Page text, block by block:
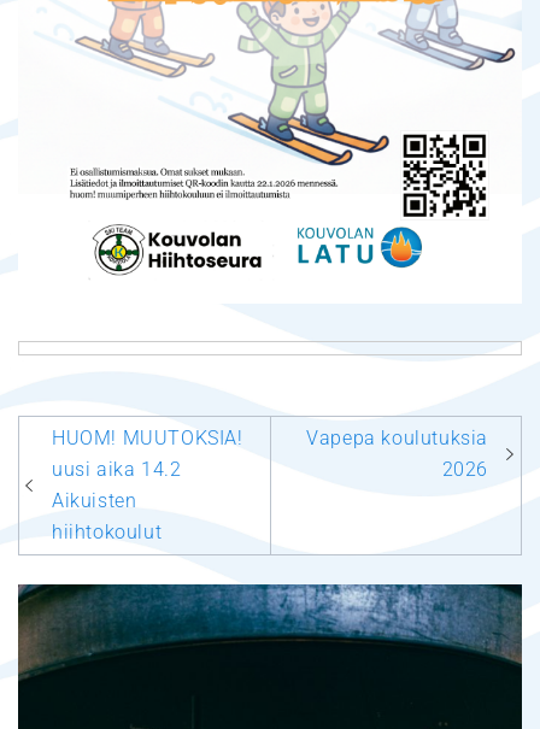
Artikkelien
selaus
HUOM! MUUTOKSIA!
uusi aika 14.2
Aikuisten
hiihtokoulut
Vapepa koulutuksia
2026